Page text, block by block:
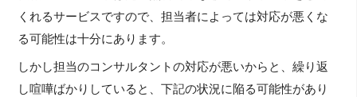
くれるサービスですので、担当者によっては対応が悪くな
る可能性は十分にあります。
しかし担当のコンサルタントの対応が悪いからと、繰り返
し喧嘩ばかりしていると、下記の状況に陥る可能性があり